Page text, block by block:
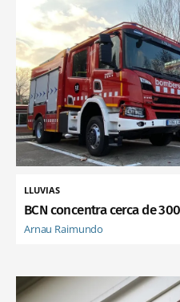
LLUVIAS
BCN concentra cerca de
Arnau Raimundo